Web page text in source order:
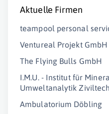
Aktuelle Firmen
teampool personal
Ventureal Projekt GmbH
The Flying Bulls GmbH
I.M.U. - Institut für
Umweltanalytik
Ambulatorium Döbling